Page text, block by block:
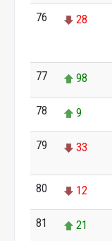
76 28
77 98
78 9
79 33
80 12
81 21